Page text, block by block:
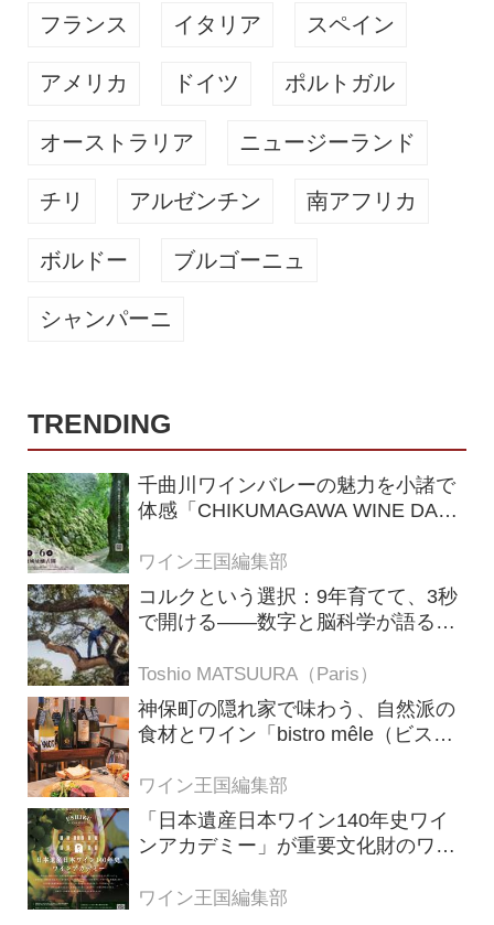
フランス イタリア スペイン
アメリカ ドイツ ポルトガル
オーストラリア ニュージーランド
チリ アルゼンチン 南アフリカ
ボルドー ブルゴーニュ
シャンパーニ
TRENDING
千曲川ワインバレーの魅力を小諸で
体感「CHIKUMAGAWA WINE DAYS
ワイン王国編集部
コルクという選択：9年育てて、3秒
で開ける——数字と脳科学が語る栓
Toshio MATSUURA（Paris）
神保町の隠れ家で味わう、自然派の
食材とワイン「bistro mêle（ビスト
ワイン王国編集部
「日本遺産日本ワイン140年史ワイ
ンアカデミー」が重要文化財のワイ
（2026年6月28日応募締め切り）
ワイン王国編集部